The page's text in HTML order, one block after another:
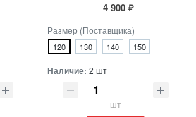
4 900 ₽
Размер (Поставщика)
120 130 140 150
Наличие: 2 шт
шт